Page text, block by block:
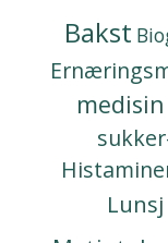
Bakst
medisin
Lunsj